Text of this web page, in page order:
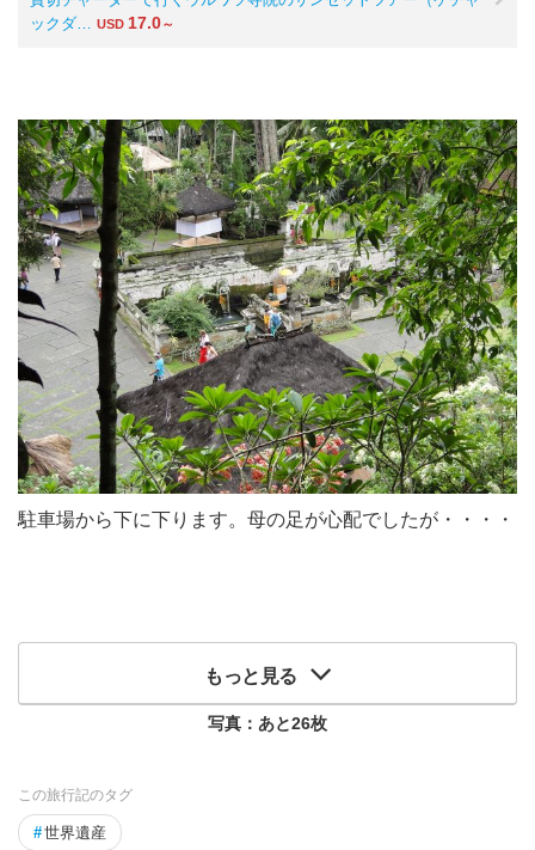
ックダ…
USD 17.0～
駐車場から下に下ります。母の足が心配でしたが・・・・
もっと見る
写真：あと26枚
この旅行記のタグ
#世界遺産